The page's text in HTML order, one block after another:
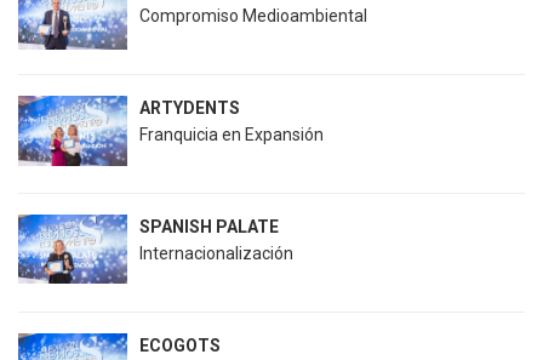
Compromiso Medioambiental
ARTYDENTS
Franquicia en Expansión
SPANISH PALATE
Internacionalización
ECOGOTS